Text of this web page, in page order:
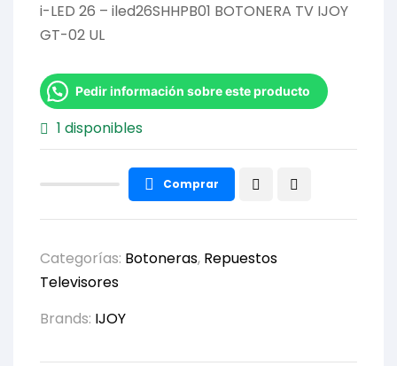
i-LED 26 – iled26SHHPB01 BOTONERA TV IJOY
GT-02 UL
Pedir información sobre este producto
1 disponibles
Comprar
Categorías: Botoneras, Repuestos
Televisores
Brands: IJOY